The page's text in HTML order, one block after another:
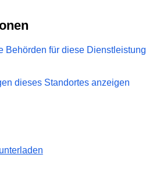
Behörden für diese Dienstleistung
dieses Standortes anzeigen